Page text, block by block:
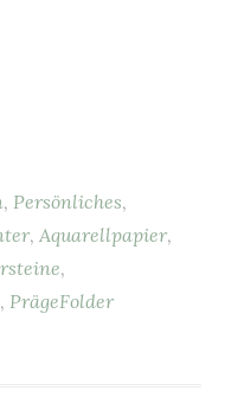
, Persönliches,
, Aquarellpapier,
,
, PrägeFolder